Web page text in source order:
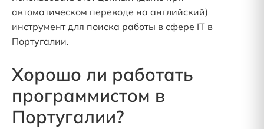
автоматическом переводе на английский)
инструмент для поиска работы в сфере IT в
Португалии.
Хорошо ли работать
программистом в
Португалии?